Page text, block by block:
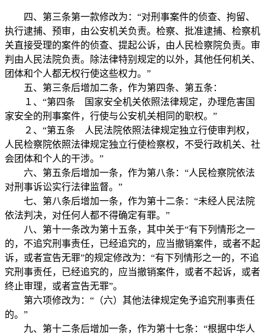
四、第三条第一款修改为：“对刑事案件的侦查、拘留、
执行逮捕、预审，由公安机关负责。检察、批准逮捕、检察机
关直接受理的案件的侦查、提起公诉，由人民检察院负责。审
判由人民法院负责。除法律特别规定的以外，其他任何机关、
团体和个人都无权行使这些权力。”
五、第三条后增加二条，作为第四条、第五条：
１、“第四条 国家安全机关依照法律规定，办理危害国
家安全的刑事案件，行使与公安机关相同的职权。”
２、“第五条 人民法院依照法律规定独立行使审判权，
人民检察院依照法律规定独立行使检察权，不受行政机关、社
会团体和个人的干涉。”
六、第五条后增加一条，作为第八条：“人民检察院依法
对刑事诉讼实行法律监督。”
七、第八条后增加一条，作为第十二条：“未经人民法院
依法判决，对任何人都不得确定有罪。”
八、第十一条改为第十五条，其中关于“有下列情形之一
的，不追究刑事责任，已经追究的，应当撤销案件，或者不起
诉，或者宣告无罪”的规定修改为：“有下列情形之一的，不追
究刑事责任，已经追究的，应当撤销案件，或者不起诉，或者
终止审理，或者宣告无罪”。
第六项修改为：“（六）其他法律规定免予追究刑事责任
的。”
九、第十二条后增加一条，作为第十七条：“根据中华人